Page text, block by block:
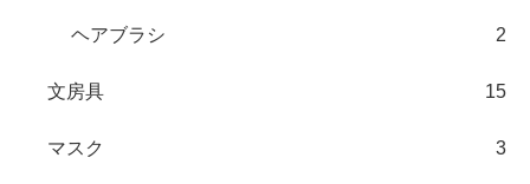
ヘアブラシ 2
文房具 15
マスク 3